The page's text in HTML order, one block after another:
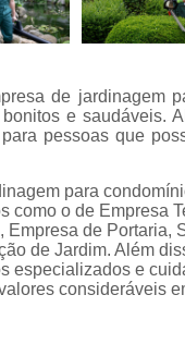
Empresas de
recrutamento e
Empresas de
terceirização
limpezas
Empresas
terceirizadas
Gestões de
de jardinagem
e saudáveis.
pessoas que
para
como o de Empresa
Empresa de
de Jardim. Além
especializados e
consideráveis